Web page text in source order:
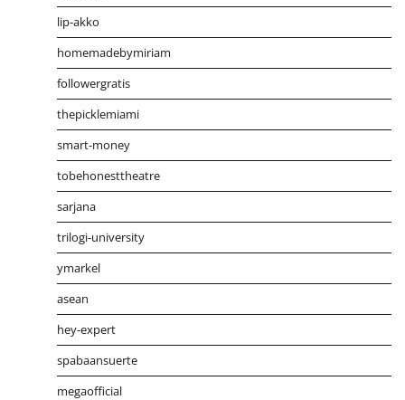
lip-akko
homemadebymiriam
followergratis
thepicklemiami
smart-money
tobehonesttheatre
sarjana
trilogi-university
ymarkel
asean
hey-expert
spabaansuerte
megaofficial